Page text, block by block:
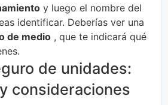
y luego el nombre del
identificar. Deberías ver una
de medio , que te indicará qué
de unidades:
consideraciones